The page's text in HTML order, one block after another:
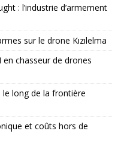
: l’industrie d’armement
sur le drone Kızılelma
chasseur de drones
le long de la frontière
et coûts hors de